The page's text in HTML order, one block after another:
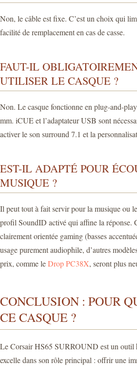
Non, le câble est fixe. C’est un choix qui
facilité de remplacement en cas de casse.
FAUT-IL
UTILISER LE CASQUE ?
Non. Le casque fonctionne en plug-and-
mm. iCUE et l’adaptateur USB sont
activer le son surround 7.1 et la
EST-IL ADAPTÉ POUR
MUSIQUE ?
Il peut tout à fait servir pour la musique ou
profil SoundID activé qui affine la réponse.
clairement orientée gaming (basses
usage purement audiophile, d’autres
prix, comme leDrop PC38X, seront plus
CONCLUSION : POUR
CE CASQUE ?
Le Corsair HS65 SURROUND est un outil
excelle dans son rôle principal : offrir une